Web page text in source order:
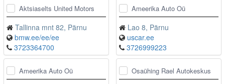
Aktsiaselts United Motors
Tallinna mnt 82, Pärnu
bmw.ee/ee/ee
3723364700
Ameerika Auto Oü
Lao 8, Pärnu
uscar.ee
3726999223
Ameerika Auto Oü Osaühing Rael Autokeskus